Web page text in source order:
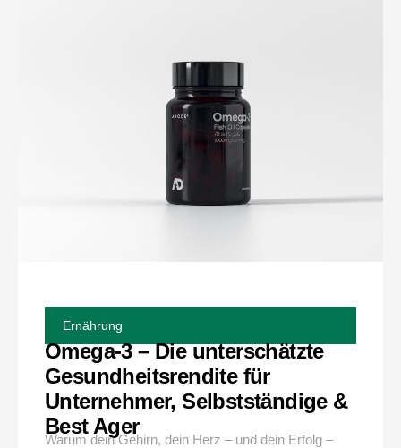
Ernährung
Omega-3 – Die unterschätzte
Gesundheitsrendite für
Unternehmer, Selbstständige &
Best Ager
Warum dein Gehirn, dein Herz – und dein Erfolg –